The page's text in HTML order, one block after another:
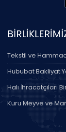
Tekstil ve
Hububat Bakliyat
Halı İhracatçıları
Kuru Meyve ve